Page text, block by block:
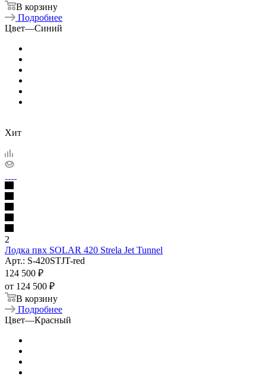
В корзину
Подробнее
Цвет—Синий
Хит
2
Лодка пвх SOLAR 420 Strela Jet Tunnel
Арт.: S-420STJT-red
124 500 ₽
от 124 500 ₽
В корзину
Подробнее
Цвет—Красный